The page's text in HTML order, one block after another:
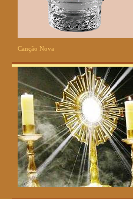
Canção Nova